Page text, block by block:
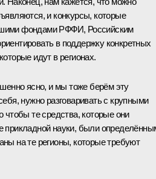
и конкурсы, которые
фондами РФФИ, Российским
в поддержку конкретных
идут в регионах.
ясно, и мы тоже берём эту
нужно разговаривать с крупными
чтобы те средства, которые они
прикладной науки, были
на те регионы, которые требуют